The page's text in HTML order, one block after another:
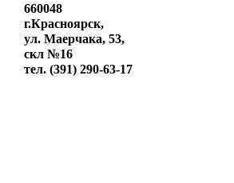
660048
г.Красноярск,
ул. Маерчака, 53,
скл №16
тел. (391) 290-63-17